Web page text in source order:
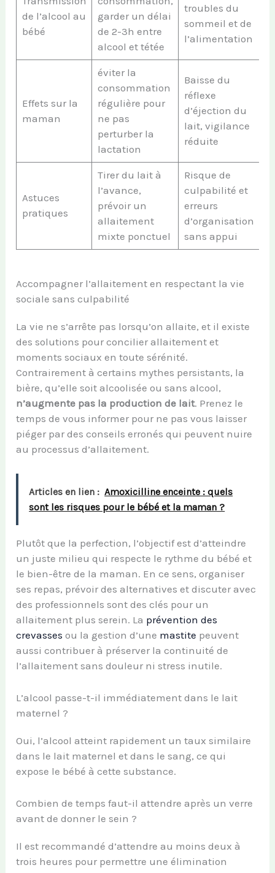
de l’alcool au
bébé
garder un délai
de 2-3h entre
alcool et tétée
troubles du
sommeil et de
l’alimentation
Effets sur la
maman
éviter la
consommation
régulière pour
ne pas
perturber la
lactation
Baisse du
réflexe
d’éjection du
lait, vigilance
réduite
Astuces
pratiques
Tirer du lait à
l’avance,
prévoir un
allaitement
mixte ponctuel
Risque de
culpabilité et
erreurs
d’organisation
sans appui
Accompagner l’allaitement en respectant la vie
sociale sans culpabilité
La vie ne s’arrête pas lorsqu’on allaite, et il existe
des solutions pour concilier allaitement et
moments sociaux en toute sérénité.
Contrairement à certains mythes persistants, la
bière, qu’elle soit alcoolisée ou sans alcool,
n’augmente pas la production de lait. Prenez le
temps de vous informer pour ne pas vous laisser
piéger par des conseils erronés qui peuvent nuire
au processus d’allaitement.
Articles en lien : Amoxicilline enceinte : quels
sont les risques pour le bébé et la maman ?
Plutôt que la perfection, l’objectif est d’atteindre
un juste milieu qui respecte le rythme du bébé et
le bien-être de la maman. En ce sens, organiser
ses repas, prévoir des alternatives et discuter avec
des professionnels sont des clés pour un
allaitement plus serein. La prévention des
crevasses ou la gestion d’une mastite peuvent
aussi contribuer à préserver la continuité de
l’allaitement sans douleur ni stress inutile.
L’alcool passe-t-il immédiatement dans le lait
maternel ?
Oui, l’alcool atteint rapidement un taux similaire
dans le lait maternel et dans le sang, ce qui
expose le bébé à cette substance.
Combien de temps faut-il attendre après un verre
avant de donner le sein ?
Il est recommandé d’attendre au moins deux à
trois heures pour permettre une élimination